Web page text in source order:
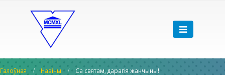
Галоўная Навіны Са святам, дарагія жанчыны!